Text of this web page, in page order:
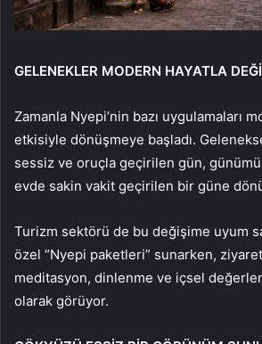
GELENEKLER MODERN HAYATLA
Zamanla Nyepi’nin bazı uygulamaları
etkisiyle dönüşmeye başladı.
sessiz ve oruçla geçirilen gün,
evde sakin vakit geçirilen bir güne
Turizm sektörü de bu değişime uyum
özel “Nyepi paketleri” sunarken,
meditasyon, dinlenme ve içsel
olarak görüyor.